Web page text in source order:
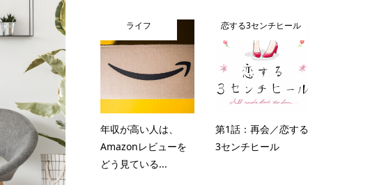
ライフ
年収が高い人は、
Amazonレビューを
どう見ている...
恋する3センチヒール
第1話：再会／恋する
3センチヒール